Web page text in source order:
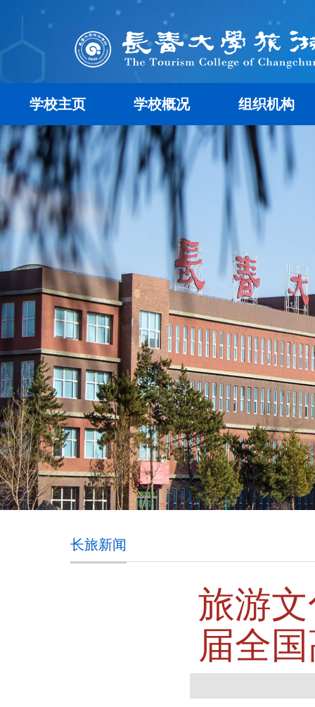
学校主页 学校概况 组织机构
长旅新闻
旅游
届全